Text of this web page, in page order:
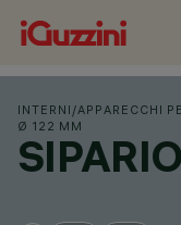
INTERNI /APPARECCHI
Ø 122 MM